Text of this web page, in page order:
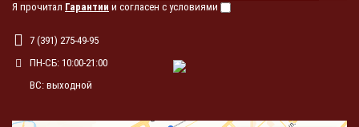
Я прочитал Гарантии и согласен с условиями
7 (391) 275-49-95
ПН-СБ: 10:00-21:00
ВС: выходной